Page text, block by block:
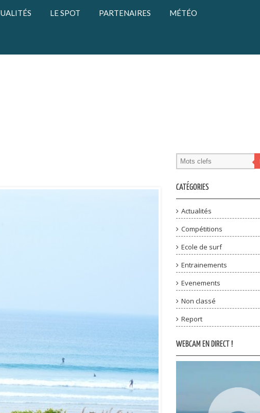
LE SPOT PARTENAIRES MÉTÉO
CATÉGORIES
Actualités
Compétitions
Ecole de surf
Entrainements
Evenements
Non classé
Report
WEBCAM EN DIRECT !